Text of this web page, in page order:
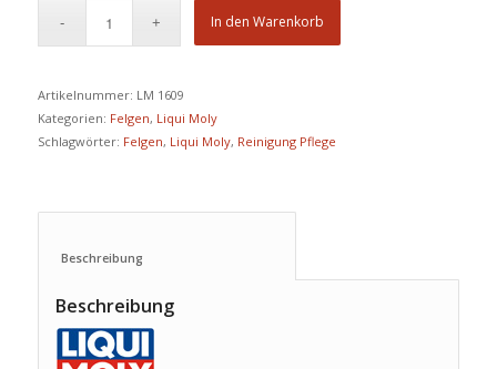
In den Warenkorb
Artikelnummer: LM 1609
Kategorien: Felgen, Liqui Moly
Schlagwörter: Felgen, Liqui Moly, Reinigung Pflege
Beschreibung